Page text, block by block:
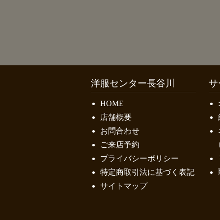
洋服センター長谷川
HOME
店舗概要
お問合わせ
ご来店予約
プライバシーポリシー
特定商取引法に基づく表記
サイトマップ
サ